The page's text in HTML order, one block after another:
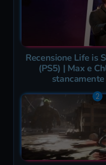
Recensione Life is
(PS5) | Max e